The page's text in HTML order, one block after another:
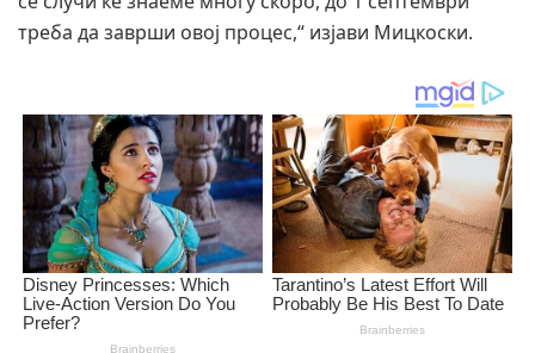
треба да заврши овој процес,“ изјави Мицкоски.